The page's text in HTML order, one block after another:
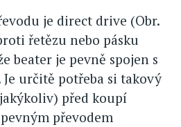
je direct drive (Obr.
řetězu nebo pásku
beater je pevně spojen s
určitě potřeba si takový
před koupí
převodem